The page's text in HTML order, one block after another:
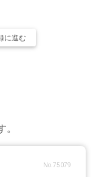
に進む
No.75079